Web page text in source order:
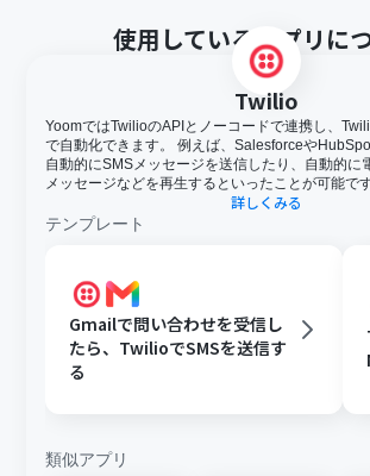
使用しているアプリに
Twilio
YoomではTwilioのAPIとノーコードで連携し、
で自動化できます。 例えば、Salesforceや
自動的にSMSメッセージを送信したり、自動的に
メッセージなどを再生するといったことが可能です
詳しくみる
テンプレート
Gmailで問い合わせを受信し
たら、TwilioでSMSを送信す
る
類似アプリ